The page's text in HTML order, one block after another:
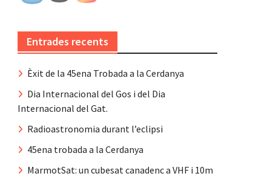
Entrades recents
Èxit de la 45ena Trobada a la Cerdanya
Dia Internacional del Gos i del Dia
Internacional del Gat.
Radioastronomia durant l’eclipsi
45ena trobada a la Cerdanya
MarmotSat: un cubesat canadenc a VHF i 10m